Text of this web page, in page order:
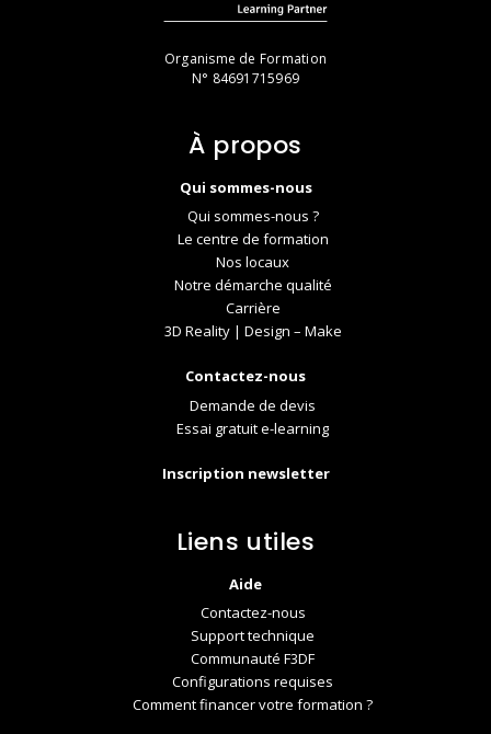
Organisme de Formation
N° 84691715969
À propos
Qui sommes-nous
Qui sommes-nous ?
Le centre de formation
Nos locaux
Notre démarche qualité
Carrière
3D Reality | Design – Make
Contactez-nous
Demande de devis
Essai gratuit e-learning
Inscription newsletter
Liens utiles
Aide
Contactez-nous
Support technique
Communauté F3DF
Configurations requises
Comment financer votre formation ?